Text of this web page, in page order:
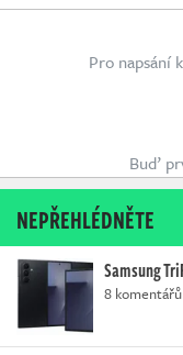
Pro napsání
Buď
NEPŘEHLÉDNĚTE
Samsung
8 komentářů